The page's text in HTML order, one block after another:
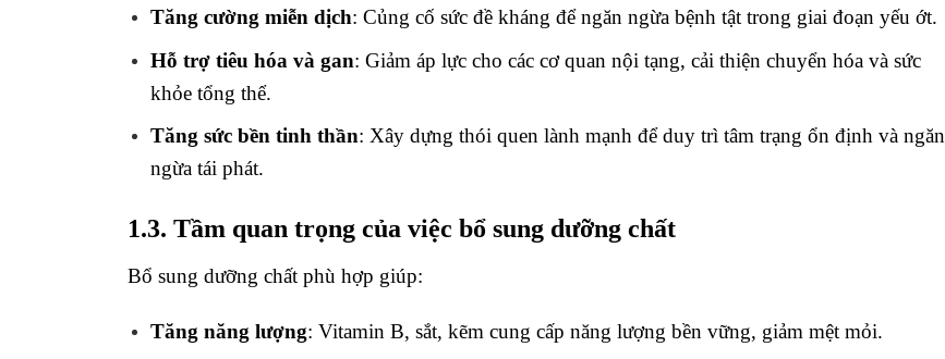
Tăng cường miễn dịch: Củng cố sức đề kháng để ngăn ngừa bệnh tật trong giai đoạn yếu ớt.
Hỗ trợ tiêu hóa và gan: Giảm áp lực cho các cơ quan nội tạng, cải thiện chuyển hóa và sức
khỏe tổng thể.
Tăng sức bền tinh thần: Xây dựng thói quen lành mạnh để duy trì tâm trạng ổn định và ngăn
ngừa tái phát.
1.3. Tầm quan trọng của việc bổ sung dưỡng chất
Bổ sung dưỡng chất phù hợp giúp:
Tăng năng lượng: Vitamin B, sắt, kẽm cung cấp năng lượng bền vững, giảm mệt mỏi.